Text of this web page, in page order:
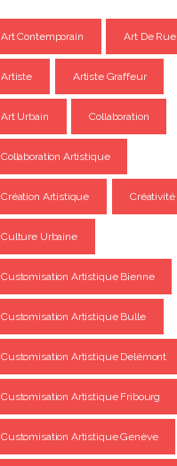
Art Contemporain Art De Rue
Artiste Artiste Graffeur
Art Urbain Collaboration
Collaboration Artistique
Création Artistique Créativité
Culture Urbaine
Customisation Artistique Bienne
Customisation Artistique Bulle
Customisation Artistique Delémont
Customisation Artistique Fribourg
Customisation Artistique Genève